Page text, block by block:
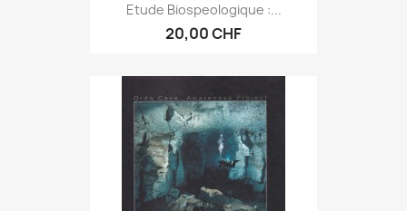
Etude Biospeologique :...
20,00 CHF